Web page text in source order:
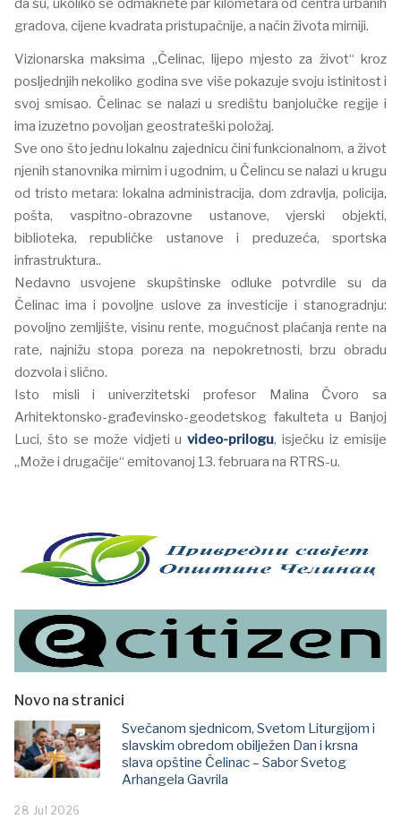
da su, ukoliko se odmaknete par kilometara od centra urbanih
gradova, cijene kvadrata pristupačnije, a način života mirniji.
Vizionarska maksima „Čelinac, lijepo mjesto za život“ kroz
poslјednjih nekoliko godina sve više pokazuje svoju istinitost i
svoj smisao. Čelinac se nalazi u središtu banjolučke regije i
ima izuzetno povolјan geostrateški položaj.
Sve ono što jednu lokalnu zajednicu čini funkcionalnom, a život
njenih stanovnika mirnim i ugodnim, u Čelincu se nalazi u krugu
od tristo metara: lokalna administracija, dom zdravlјa, policija,
pošta, vaspitno-obrazovne ustanove, vjerski objekti,
biblioteka, republičke ustanove i preduzeća, sportska
infrastruktura..
Nedavno usvojene skupštinske odluke potvrdile su da
Čelinac ima i povolјne uslove za investicije i stanogradnju:
povolјno zemlјište, visinu rente, mogućnost plaćanja rente na
rate, najnižu stopa poreza na nepokretnosti, brzu obradu
dozvola i slično.
Isto misli i univerzitetski profesor Malina Čvoro sa
Arhitektonsko-građevinsko-geodetskog fakulteta u Banjoj
Luci, što se može vidjeti uvideo-prilogu, isječku iz emisije
„Može i drugačije“ emitovanoj 13. februara na RTRS-u.
Novo na stranici
Svečanom sjednicom, Svetom Liturgijom i
slavskim obredom obilježen Dan i krsna
slava opštine Čelinac – Sabor Svetog
Arhangela Gavrila
28 Jul 2026